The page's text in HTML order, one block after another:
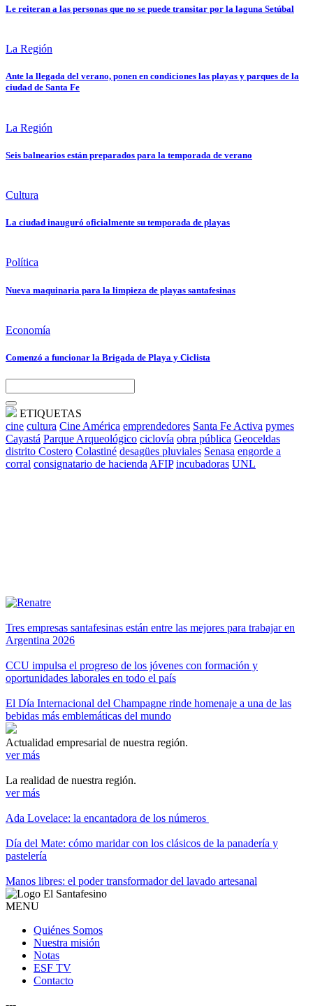
Le reiteran a las personas que no se puede transitar por la laguna Setúbal
La Región
Ante la llegada del verano, ponen en condiciones las playas y parques de la
ciudad de Santa Fe
La Región
Seis balnearios están preparados para la temporada de verano
Cultura
La ciudad inauguró oficialmente su temporada de playas
Política
Nueva maquinaria para la limpieza de playas santafesinas
Economía
Comenzó a funcionar la Brigada de Playa y Ciclista
ETIQUETAS
cine cultura Cine América emprendedores Santa Fe Activa pymes
Cayastá Parque Arqueológico ciclovía obra pública Geoceldas
distrito Costero Colastiné desagües pluviales Senasa engorde a
corral consignatario de hacienda AFIP incubadoras UNL
Tres empresas santafesinas están entre las mejores para trabajar en
Argentina 2026
CCU impulsa el progreso de los jóvenes con formación y
oportunidades laborales en todo el país
El Día Internacional del Champagne rinde homenaje a una de las
bebidas más emblemáticas del mundo
Actualidad empresarial de nuestra región.
ver más
La realidad de nuestra región.
ver más
Ada Lovelace: la encantadora de los números
Día del Mate: cómo maridar con los clásicos de la panadería y
pastelería
Manos libres: el poder transformador del lavado artesanal
MENU
Quiénes Somos
Nuestra misión
Notas
ESF TV
Contacto